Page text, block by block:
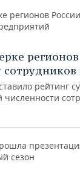
рейтинг
численности